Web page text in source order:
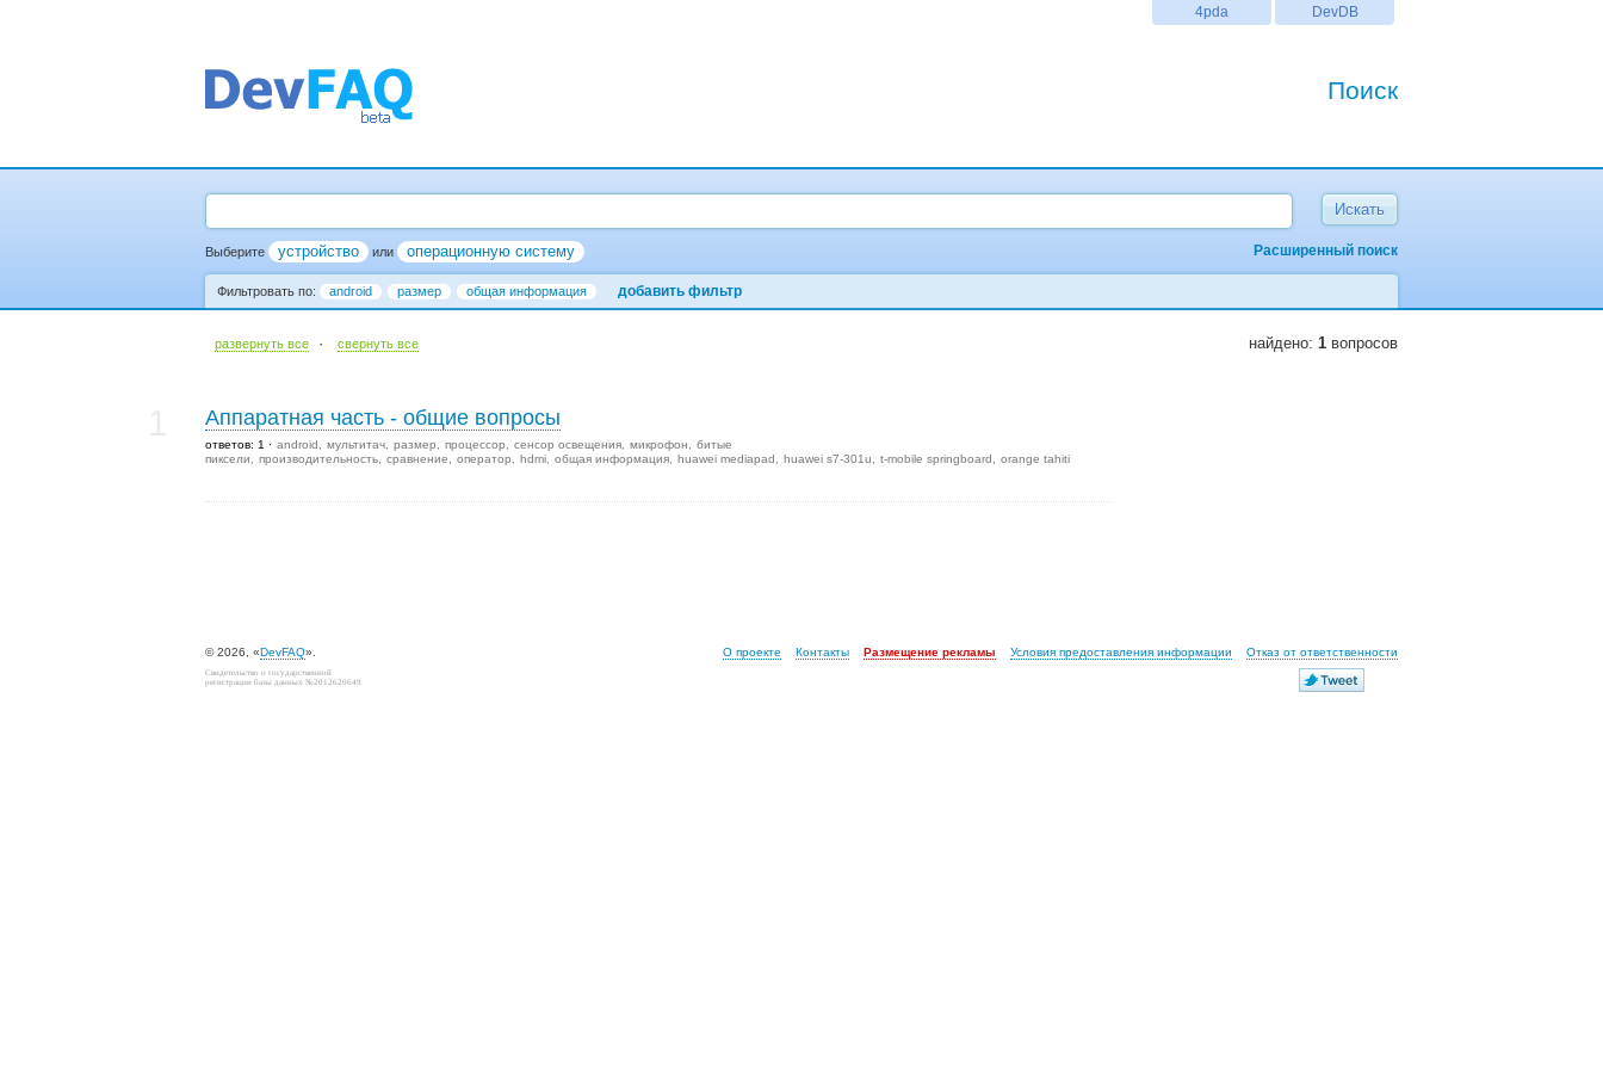
DevDB
4pda
Поиск
Выберите устройство Расширенный поиск
или операционную систему
Фильтровать по: android размер общая информация добавить фильтр
развернуть все · cвернуть все найдено: 1 вопросов
Аппаратная часть - общие вопросы
ответов: 1 android мультитач размер процессор сенсор освещения микрофон
битые
пиксели
производительность сравнение оператор hdmi общая информация huawei mediapad huawei s7-301u t-mobile springboard orange tahiti
© 2026, «DevFAQ». О проекте Контакты Размещение рекламы Условия предоставления информации Отказ от ответственности
Свидетельство о государственной
регистрации базы данных №2012620649.